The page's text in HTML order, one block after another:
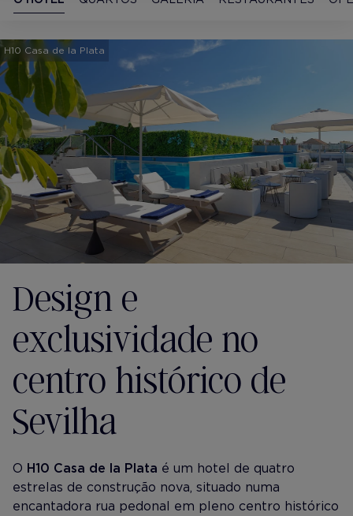
H10 Casa de la Plata
Design e
exclusividade no
centro histórico de
Sevilha
O H10 Casa de la Plata é um hotel de quatro
estrelas de construção nova, situado numa
encantadora rua pedonal em pleno centro histórico